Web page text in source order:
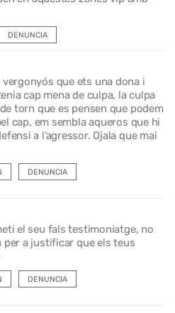
DENUNCIA
que ets una dona i
cap mena de culpa, la culpa
torn que es pensen que podem
cap, em sembla aqueros que hi
a l’agressor. Ojala que mai
DENUNCIA
el seu fals testimoniatge, no
per a justificar que els teus
DENUNCIA